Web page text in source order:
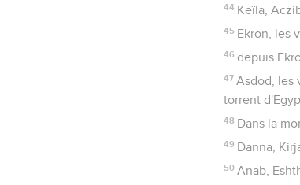
44 Keïla,
45 Ekron, les
46 depuis
47 Asdod, les
torrent
48 Dans la
49 Danna,
50 Anab,